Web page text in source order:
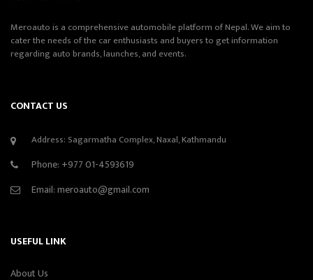
Meroauto is a comprehensive automobile platform of Nepal. We aim to
cater the needs of the car enthusiasts and buyers to get information
regarding auto brands, launches, and events.
CONTACT US
Address: Sagarmatha Complex, Naxal, Kathmandu
Phone: +977 01-4593619
Email:meroauto@gmail.com
USEFUL LINK
About Us